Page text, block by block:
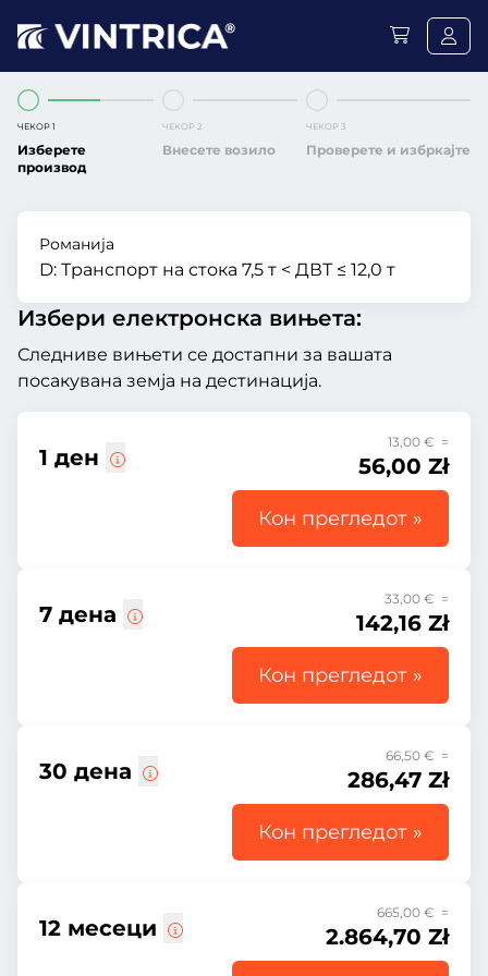
ЧЕКОР 1
Изберете
производ
ЧЕКОР 2
Внесете возило
ЧЕКОР 3
Проверете и избркајте
Романија
D: Транспорт на стока 7,5 т < ДВТ ≤ 12,0 т
Избери електронска вињета:
Следниве вињети се достапни за вашата
посакувана земја на дестинација.
1 ден
13,00 € =
56,00 Zł
Кон прегледот »
7 дена
33,00 € =
142,16 Zł
Кон прегледот »
30 дена
66,50 € =
286,47 Zł
Кон прегледот »
12 месеци
665,00 € =
2.864,70 Zł